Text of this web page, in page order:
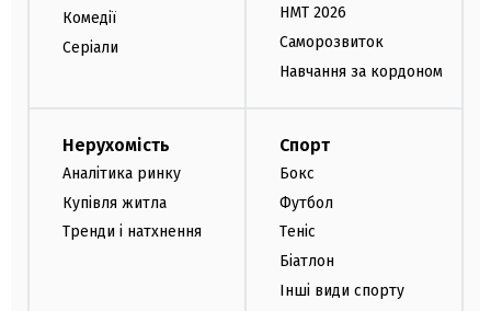
Комедії
Серіали
НМТ 2026
Саморозвиток
Навчання за кордоном
Нерухомість
Аналітика ринку
Купівля житла
Тренди і натхнення
Спорт
Бокс
Футбол
Теніс
Біатлон
Інші види спорту